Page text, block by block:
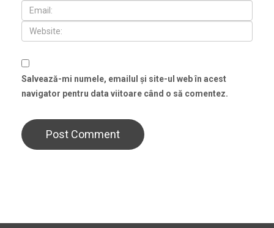
Salvează-mi numele, emailul și site-ul web în acest
navigator pentru data viitoare când o să comentez.